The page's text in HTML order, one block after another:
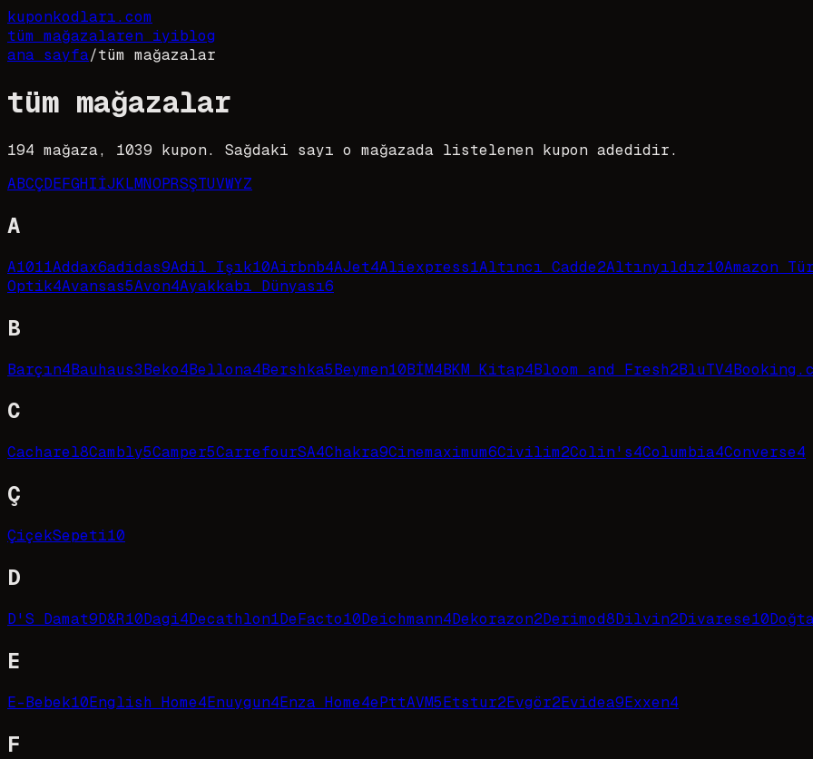
kuponkodları.com
tüm mağazalaren iyiblog
ana sayfa/tüm mağazalar
tüm mağazalar
194 mağaza, 1039 kupon. Sağdaki sayı o mağazada listelenen kupon adedidir.
ABCÇDEFGHIİJKLMNOPRSŞTUVWYZ
A
A1011Addax6adidas9Adil Işık10Airbnb4AJet4Aliexpress1Altıncı Cadde2Altınyıldız10Amazon
Optik4Avansas5Avon4Ayakkabı Dünyası6
B
Barçın4Bauhaus3Beko4Bellona4Bershka5Beymen10BİM4BKM Kitap4Bloom and Fresh2BluTV4
C
Cacharel8Cambly5Camper5CarrefourSA4Chakra9Cinemaximum6Civilim2Colin's4Columbia4Converse4
Ç
ÇiçekSepeti10
D
D'S Damat9D&R10Dagi4Decathlon1DeFacto10Deichmann4Dekorazon2Derimod8Dilvin2Divarese10
E
E-Bebek10English Home4Enuygun4Enza Home4ePttAVM5Etstur2Evgör2Evidea9Exxen4
F